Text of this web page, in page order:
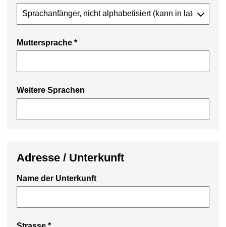
Muttersprache *
Weitere Sprachen
Adresse / Unterkunft
Name der Unterkunft